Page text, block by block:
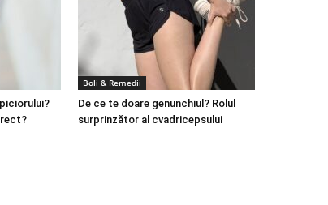
Boli & Remedii
De ce te doare genunchiul? Rolul
surprinzător al cvadricepsului